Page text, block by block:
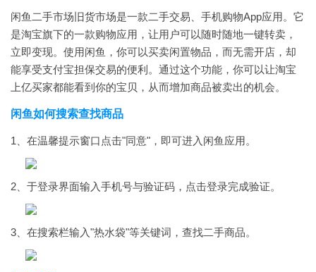
闲鱼二手市场旧货市场是一款二手交易、手机购物App应用。它
是淘宝旗下的一款购物应用，让用户可以随时随地一键转卖，
立即变现。使用闲鱼，你可以买卖闲置物品，而无需开店，却
能享受支付宝担保交易的便利。通过这个功能，你可以让淘宝
上亿买家都能看到你的宝贝，从而增加商品被卖出的机会。
闲鱼如何搜索查找商品
1、在温馨提示窗口点击"同意"，即可进入闲鱼应用。
2、于登录界面输入手机号与验证码，点击登录完成验证。
3、在搜索栏输入"热水袋"等关键词，查找二手商品。